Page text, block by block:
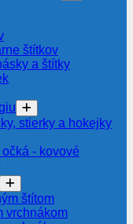
štítkov
a štítky
stierky a hokejky
- kovové
štítom
vrchnákom